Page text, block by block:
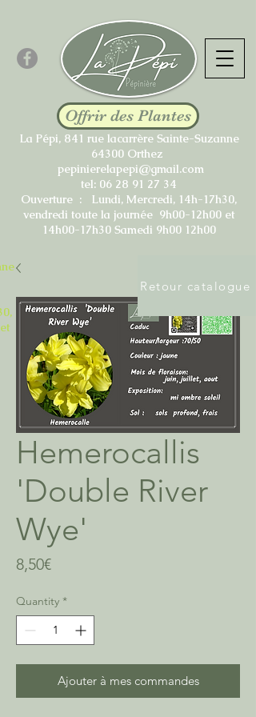
Offrir des Plantes
La Pépi, 841 rue lacarrère Sainte-Suzanne
64300 Orthez
pepinierelapepi@gmail.com
tel: 06 28 91 27 34
Ouverture : Lundi, Mercredi, 14h-17h30,
vendredi toute la journée 9h00-12h00 et
14h00-17h30 Samedi 9h00 12h00
Hemerocallis
'Double River
Wye'
8,50€Price
Quantity *
Ajouter à mes commandes
Retour catalogue